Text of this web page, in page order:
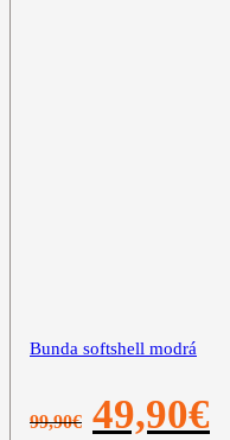
Bunda softshell modrá
99,90€
Pôvodná
cena
49,90€